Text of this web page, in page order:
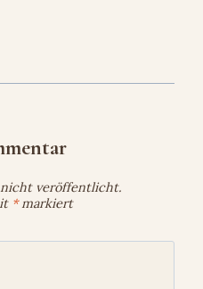
veröffentlicht.
*markiert